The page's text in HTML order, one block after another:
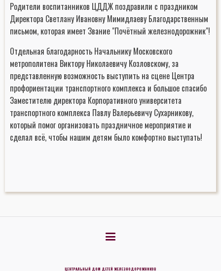
Родители воспитанников ЦДДЖ поздравили с праздником
Директора Светлану Ивановну Мимидлаеву Благодарственным
письмом, которая имеет Звание "Почётный железнодорожник"!
Отдельная благодарность Начальнику Московского
метрополитена Виктору Николаевичу Козловскому, за
представленную возможность выступить на сцене Центра
профориентации транспортного комплекса и большое спасибо
Заместителю директора Корпоративного университета
транспортного комплекса Павлу Валерьевичу Сухарникову,
который помог организовать праздничное мероприятие и
сделал всё, чтобы нашим детям было комфортно выступать!
ЦЕНТРАЛЬНЫЙ ДОМ ДЕТЕЙ ЖЕЛЕЗНОДОРОЖНИКОВ